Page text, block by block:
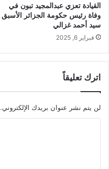
القيادة تعزي عبدالمجيد تبون في
وفاة رئيس حكومة الجزائر الأسبق
سيد أحمد غزالي
فبراير 6, 2025
اترك تعليقاً
لن يتم نشر عنوان بريدك الإلكتروني.